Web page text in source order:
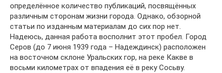
определённое количество публикаций, посвящённых
различным сторонам жизни города. Однако, обзорной
статьи по изданным материалам до сих пор нет.
Надеюсь, данная работа восполнит этот пробел. Город
Серов (до 7 июня 1939 года – Надеждинск) расположен
на восточном склоне Уральских гор, на реке Какве в
восьми километрах от впадения её в реку Сосьву.